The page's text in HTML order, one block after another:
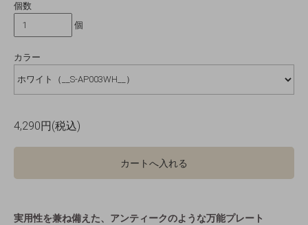
個数
個
カラー
4,290円(税込)
カートへ入れる
実用性を兼ね備えた、アンティークのような万能プレート